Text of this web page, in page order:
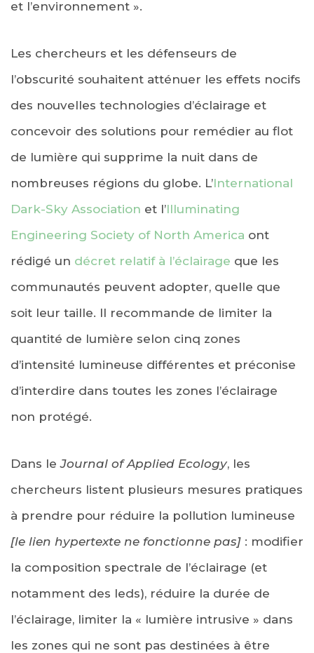
et l’environnement ».
Les chercheurs et les défenseurs de
l’obscurité souhaitent atténuer les effets nocifs
des nouvelles technologies d’éclairage et
concevoir des solutions pour remédier au flot
de lumière qui supprime la nuit dans de
nombreuses régions du globe. L’International
Dark-Sky Association et l’Illuminating
Engineering Society of North America ont
rédigé un décret relatif à l’éclairage que les
communautés peuvent adopter, quelle que
soit leur taille. Il recommande de limiter la
quantité de lumière selon cinq zones
d’intensité lumineuse différentes et préconise
d’interdire dans toutes les zones l’éclairage
non protégé.
Dans leJournal of Applied Ecology, les
chercheurs listent plusieurs mesures pratiques
à prendre pour réduire la pollution lumineuse
[le lien hypertexte ne fonctionne pas] : modifier
la composition spectrale de l’éclairage (et
notamment des leds), réduire la durée de
l’éclairage, limiter la « lumière intrusive » dans
les zones qui ne sont pas destinées à être